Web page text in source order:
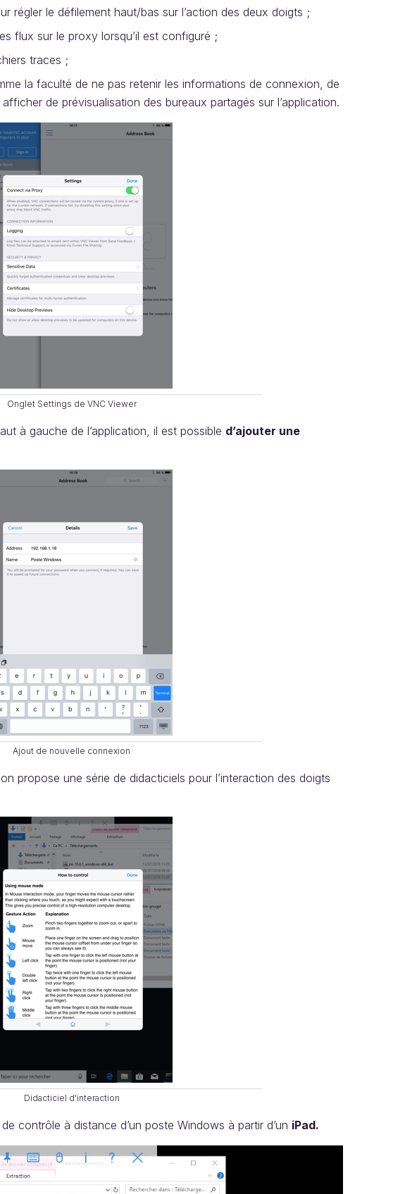
régler le défilement haut/bas sur l’action des deux doigts ;
flux sur le proxy lorsqu’il est configuré ;
traces ;
la faculté de ne pas retenir les informations de connexion, de
de prévisualisation des bureaux partagés sur l’application.
Onglet Settings de VNC Viewer
à gauche de l’application, il est possible d’ajouter une
Ajout de nouvelle connexion
propose une série de didacticiels pour l’interaction des doigts
Didacticiel d'interaction
contrôle à distance d’un poste Windows à partir d’un iPad.